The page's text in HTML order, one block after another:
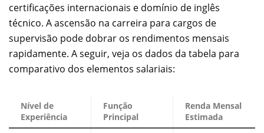
certificações internacionais e domínio de inglês
técnico. A ascensão na carreira para cargos de
supervisão pode dobrar os rendimentos mensais
rapidamente. A seguir, veja os dados da tabela para
comparativo dos elementos salariais:
Nível de
Experiência
Função
Principal
Renda Mensal
Estimada